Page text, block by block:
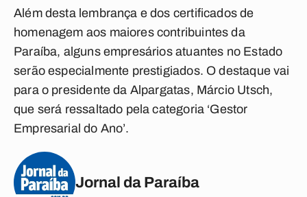
Além desta lembrança e dos certificados de
homenagem aos maiores contribuintes da
Paraíba, alguns empresários atuantes no Estado
serão especialmente prestigiados. O destaque vai
para o presidente da Alpargatas, Márcio Utsch,
que será ressaltado pela categoria ‘Gestor
Empresarial do Ano’.
Jornal da Paraíba